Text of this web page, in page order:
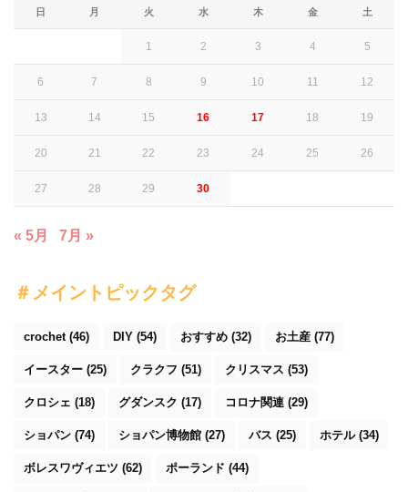
日 月 火 水 木 金 土
1 2 3 4 5
6 7 8 9 10 11 12
13 14 15 16 17 18 19
20 21 22 23 24 25 26
27 28 29 30
« 5月 7月 »
＃メイントピックタグ
crochet(46) DIY (54) おすすめ (32) お土産 (77)
イースター (25) クラクフ (51) クリスマス (53)
クロシェ (18) グダンスク (17) コロナ関連 (29)
ショパン (74) ショパン博物館 (27) バス (25) ホテル(34)
ボレスワヴィエツ (62) ポーランド (44)